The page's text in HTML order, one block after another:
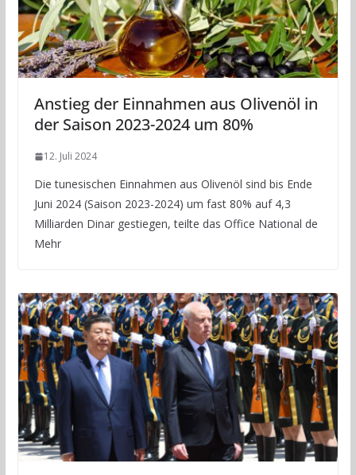
Anstieg der Einnahmen aus Olivenöl in
der Saison 2023-2024 um 80%
12. Juli 2024
Die tunesischen Einnahmen aus Olivenöl sind bis Ende
Juni 2024 (Saison 2023-2024) um fast 80% auf 4,3
Milliarden Dinar gestiegen, teilte das Office National de
Mehr